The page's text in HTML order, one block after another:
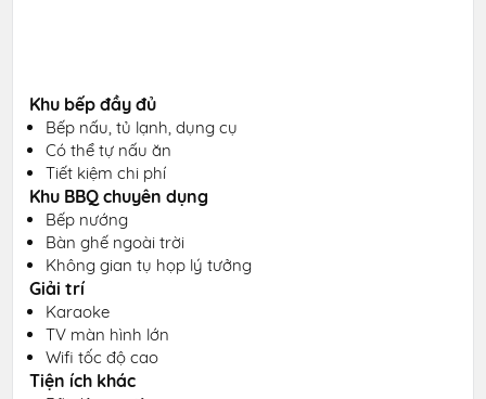
Khu bếp đầy đủ
Bếp nấu, tủ lạnh, dụng cụ
Có thể tự nấu ăn
Tiết kiệm chi phí
Khu BBQ chuyên dụng
Bếp nướng
Bàn ghế ngoài trời
Không gian tụ họp lý tưởng
Giải trí
Karaoke
TV màn hình lớn
Wifi tốc độ cao
Tiện ích khác